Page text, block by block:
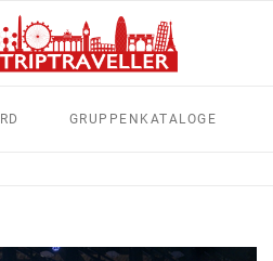
GRUPPENKATALOGE